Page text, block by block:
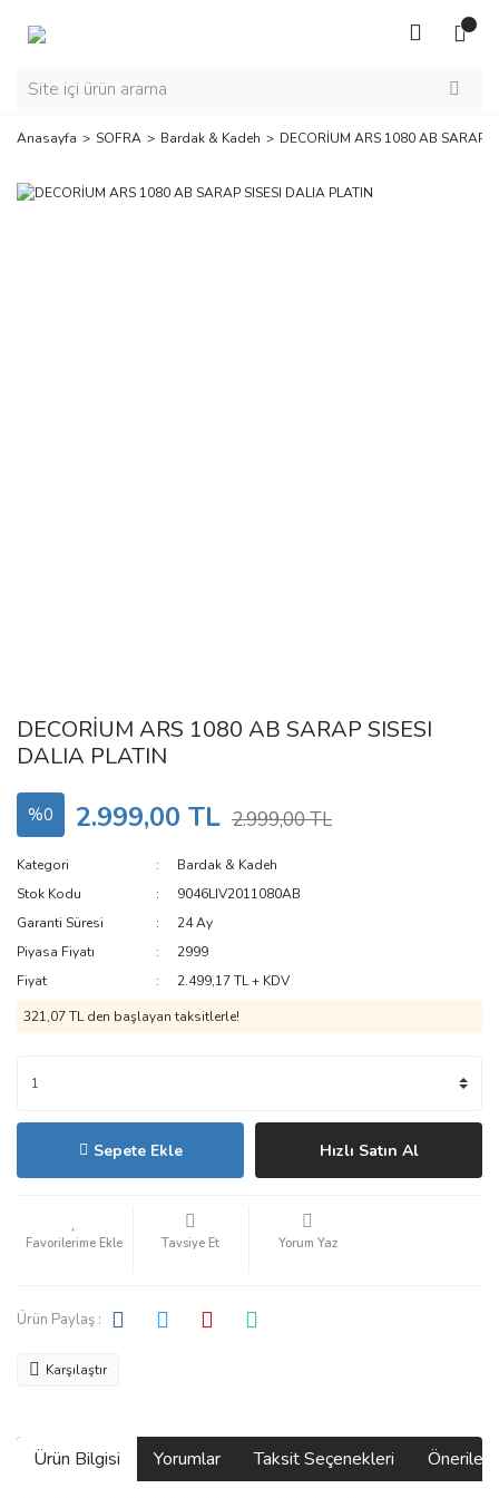
Anasayfa SOFRA Bardak & Kadeh DECORİUM ARS 1080 AB SARAP
DECORİUM ARS 1080 AB SARAP SISESI
DALIA PLATIN
%0 2.999,00 TL 2.999,00 TL
Kategori
Bardak & Kadeh
Stok Kodu
9046LIV2011080AB
Garanti Süresi
24 Ay
Piyasa Fiyatı
2999
Fiyat
2.499,17 TL + KDV
321,07 TL den başlayan taksitlerle!
Sepete Ekle Hızlı Satın Al
Tavsiye Et Yorum Yaz
Ürün Paylaş :
Karşılaştır
Ürün Bilgisi Yorumlar Taksit Seçenekleri